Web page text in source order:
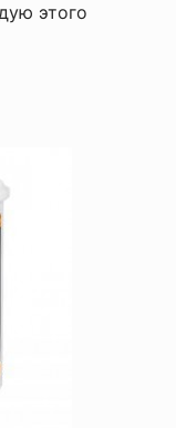
этого